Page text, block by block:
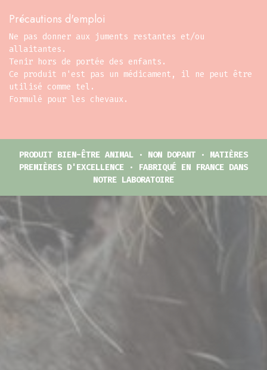
Précautions d'emploi
Ne pas donner aux juments restantes et/ou
allaitantes.
Tenir hors de portée des enfants.
Ce produit n'est pas un médicament, il ne peut être
utilisé comme tel.
Formulé pour les chevaux.
PRODUIT BIEN-ÊTRE ANIMAL · NON DOPANT · MATIÈRES
PREMIÈRES D'EXCELLENCE · FABRIQUÉ EN FRANCE DANS
NOTRE LABORATOIRE